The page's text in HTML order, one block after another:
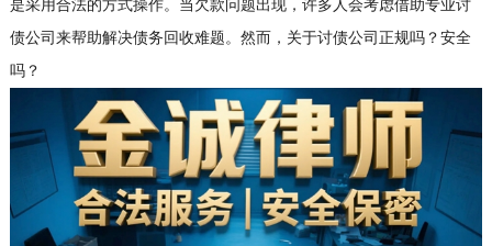
是采用合法的方式操作。当欠款问题出现，许多人会考虑借助专业讨
债公司来帮助解决债务回收难题。然而，关于讨债公司正规吗？安全
吗？